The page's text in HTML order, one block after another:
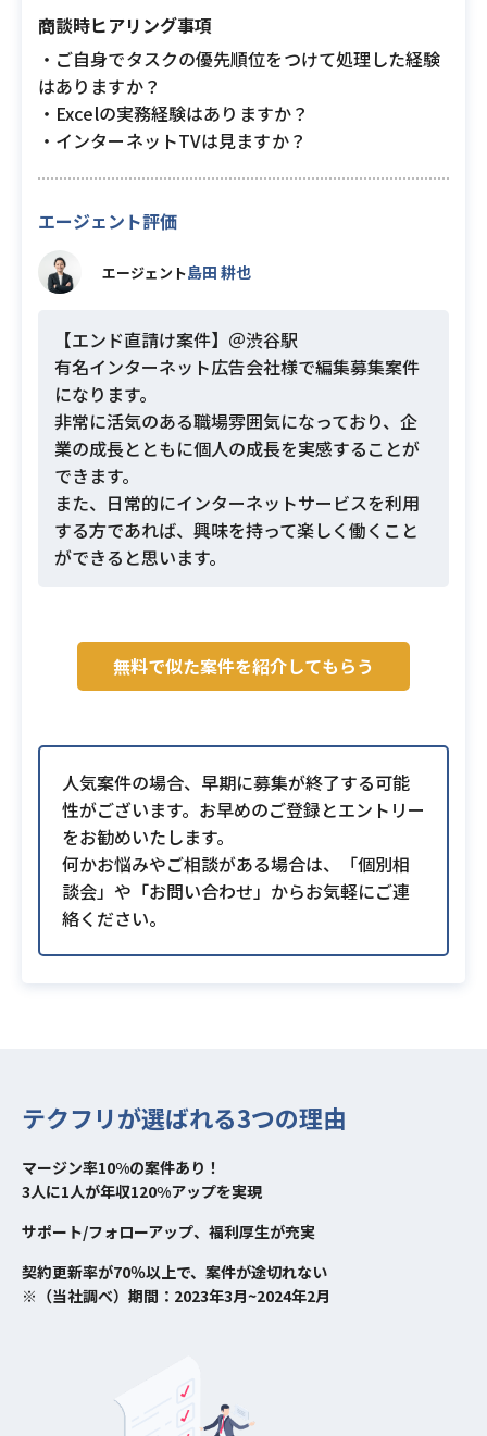
商談時ヒアリング事項
・ご自身でタスクの優先順位をつけて処理した経験
はありますか？
・Excelの実務経験はありますか？
・インターネットTVは見ますか？
エージェント評価
エージェント島田 耕也
【エンド直請け案件】＠渋谷駅
有名インターネット広告会社様で編集募集案件
になります。
非常に活気のある職場雰囲気になっており、企
業の成長とともに個人の成長を実感することが
できます。
また、日常的にインターネットサービスを利用
する方であれば、興味を持って楽しく働くこと
ができると思います。
無料で似た案件を紹介してもらう
人気案件の場合、早期に募集が終了する可能
性がございます。お早めのご登録とエントリー
をお勧めいたします。
何かお悩みやご相談がある場合は、「個別相
談会」や「お問い合わせ」からお気軽にご連
絡ください。
テクフリが選ばれる3つの理由
マージン率10%の案件あり！
3人に1人が年収120%アップを実現
サポート/フォローアップ、福利厚生が充実
契約更新率が70％以上で、案件が途切れない
※（当社調べ）期間：2023年3月~2024年2月